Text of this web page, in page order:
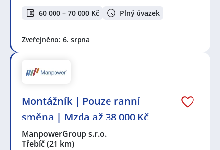
60 000 – 70 000 Kč Plný úvazek
Zveřejněno: 6. srpna
Montážník | Pouze ranní
směna | Mzda až 38 000 Kč
ManpowerGroup s.r.o.
Třebíč(21 km)